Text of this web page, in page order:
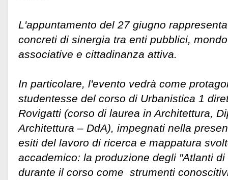
L'appuntamento del 27 giugno
concreti di sinergia tra enti pubblici,
associative e cittadinanza attiva.
In particolare, l'evento vedrà come
studentesse del corso di Urbanistica 1
Rovigatti (corso di laurea in Architettura,
Architettura – DdA), impegnati nella
esiti del lavoro di ricerca e mappatura
accademico: la produzione degli "Atlanti
durante il corso come strumenti